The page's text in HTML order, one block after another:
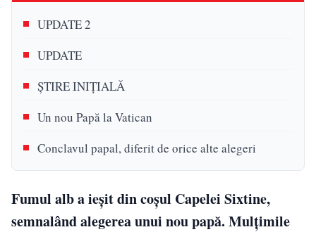
UPDATE 2
UPDATE
ȘTIRE INIȚIALĂ
Un nou Papă la Vatican
Conclavul papal, diferit de orice alte alegeri
Fumul alb a ieșit din coșul Capelei Sixtine,
semnalând alegerea unui nou papă. Mulțimile